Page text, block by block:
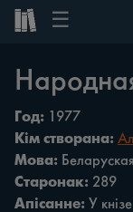
☰
Год: 1977
Кім створана:
Мова: Беларуская
Старонак: 289
Апісанне: У